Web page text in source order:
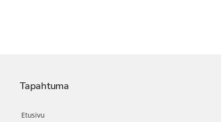
Tapahtuma
Etusivu